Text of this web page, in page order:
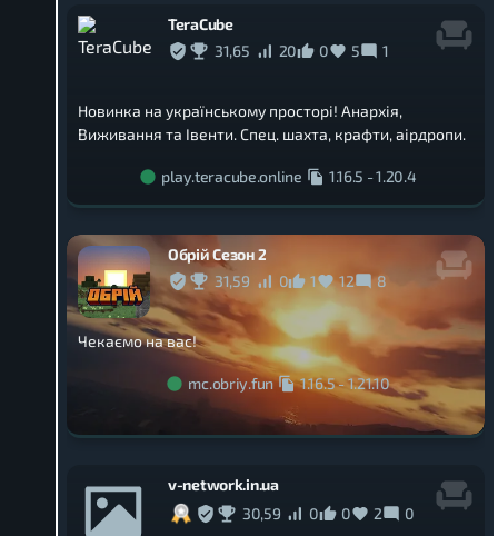
TeraCube
31,65
20 0 5 1
Новинка на українському просторі! Анархія,
Виживання та Івенти. Спец. шахта, крафти, аірдропи.
play.teracube.online 1.16.5 -1.20.4
Обрій Сезон 2
31,59
0 1 12 8
Чекаємо на вас!
mc.obriy.fun 1.16.5-1.21.10
v-network.in.ua
30,59
0 0 2 0